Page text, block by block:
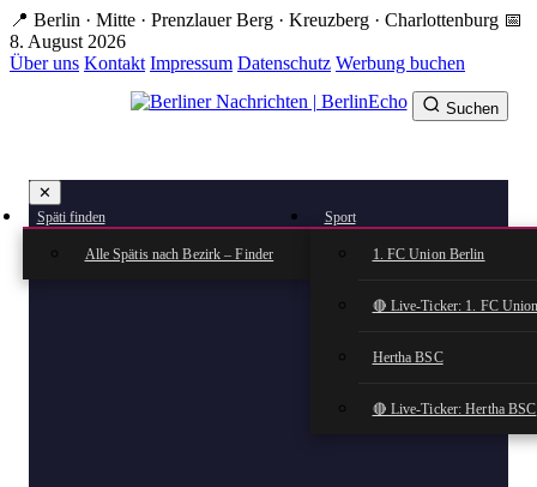
Zum
Hauptinhalt
springen
📍 Berlin · Mitte · Prenzlauer Berg · Kreuzberg · Charlottenburg 📅
8. August 2026
Über uns Kontakt Impressum Datenschutz Werbung buchen
✕
Späti finden
Alle Spätis nach Bezirk – Finder
Sport
1. FC Union Berlin
🔴 Live-Ticker: 1. FC
Hertha BSC
🔴 Live-Ticker: Hertha BSC
Suchen